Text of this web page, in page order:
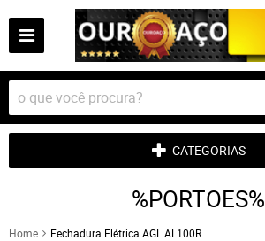
CATEGORIAS
%PORTOES%
Home Fechadura Elétrica AGL AL100R